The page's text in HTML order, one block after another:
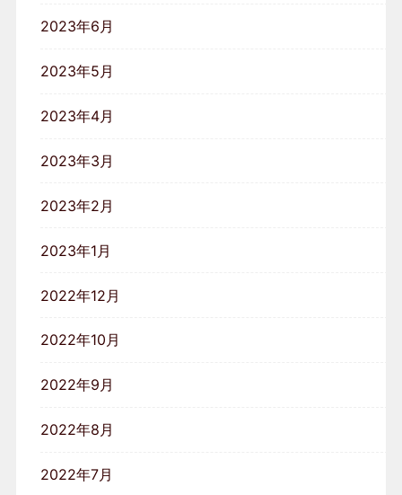
2023年6月
2023年5月
2023年4月
2023年3月
2023年2月
2023年1月
2022年12月
2022年10月
2022年9月
2022年8月
2022年7月